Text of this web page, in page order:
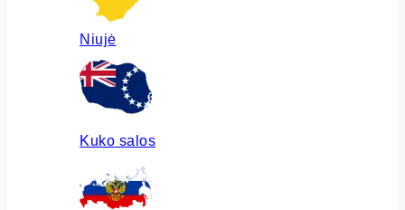
Niujė
Kuko salos